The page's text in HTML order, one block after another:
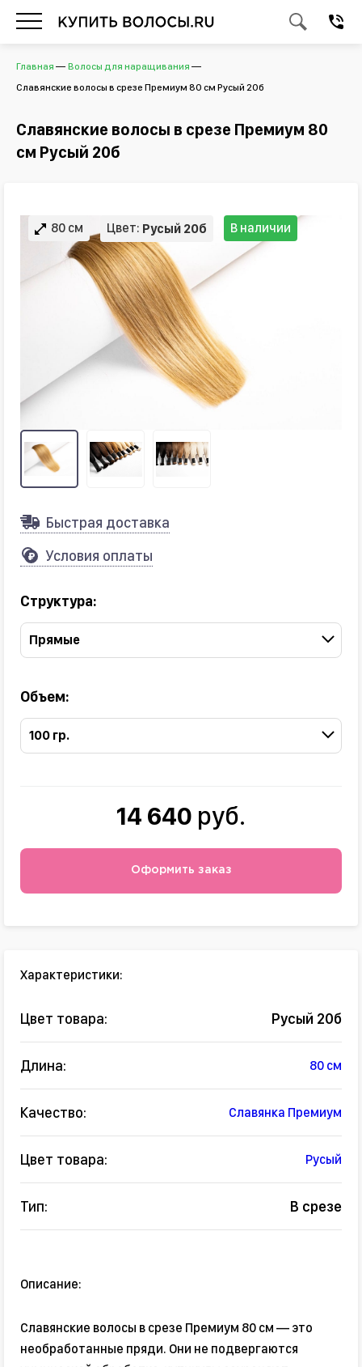
Главная
Волосы для наращивания
Славянские волосы в срезе Премиум 80 см Русый 20б
Славянские волосы в срезе Премиум 80
см Русый 20б
80 см Цвет: Русый 20б В наличии
Быстрая доставка
Условия оплаты
Структура:
Прямые
Объем:
100 гр.
14 640 руб.
Оформить заказ
Характеристики:
Цвет товара: Русый 20б
Длина: 80 см
Качество: Славянка Премиум
Цвет товара: Русый
Тип: В срезе
Описание:
Славянские волосы в срезе Премиум 80 см — это
необработанные пряди. Они не подвергаются